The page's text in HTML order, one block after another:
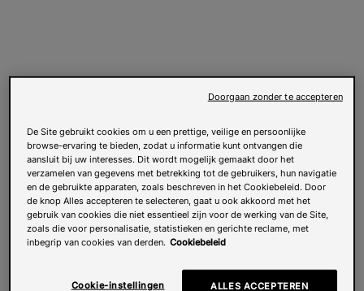
De Site gebruikt cookies om u een prettige, veilige en persoonlijke
browse-ervaring te bieden, zodat u informatie kunt ontvangen die
aansluit bij uw interesses. Dit wordt mogelijk gemaakt door het
verzamelen van gegevens met betrekking tot de gebruikers, hun navigatie
en de gebruikte apparaten, zoals beschreven in het Cookiebeleid. Door
de knop Alles accepteren te selecteren, gaat u ook akkoord met het
gebruik van cookies die niet essentieel zijn voor de werking van de Site,
zoals die voor personalisatie, statistieken en gerichte reclame, met
inbegrip van cookies van derden. Cookiebeleid
Cookie-instellingen ALLES ACCEPTEREN
Doorgaan zonder te accepteren